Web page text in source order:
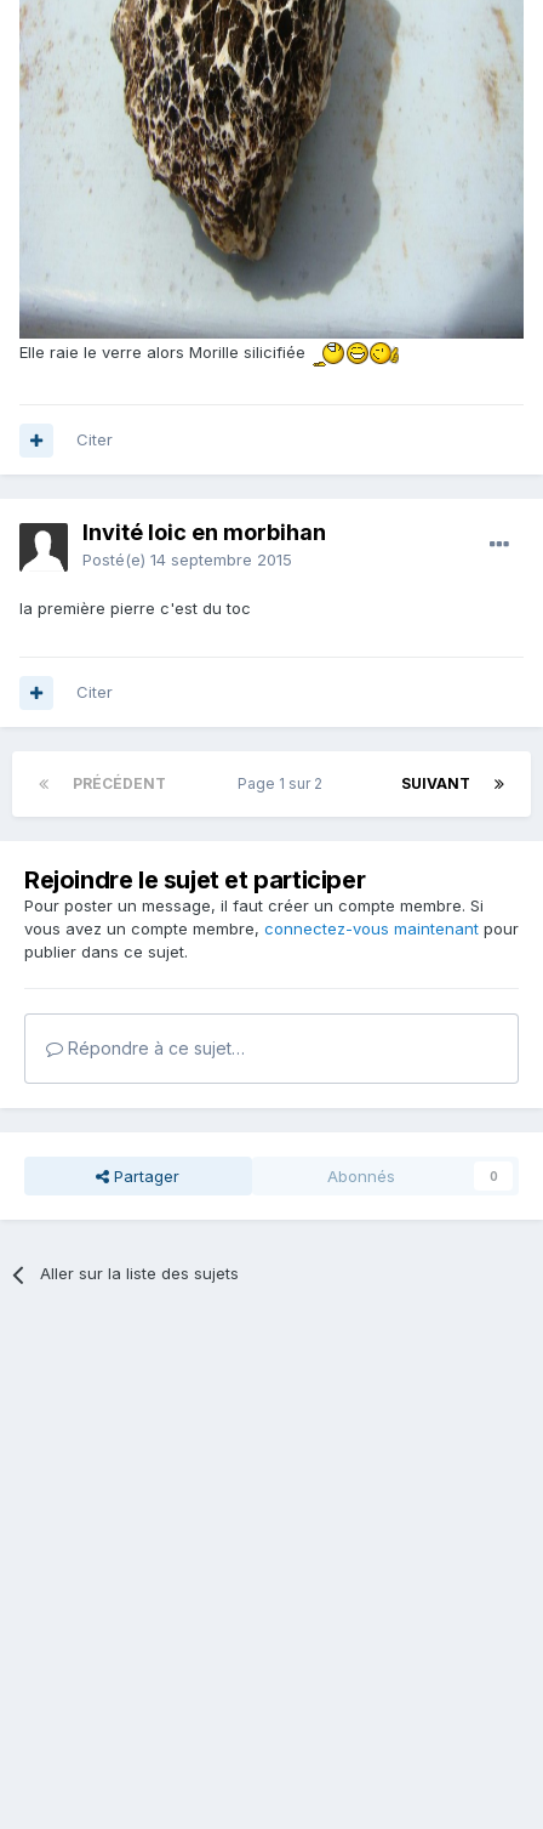
Elle raie le verre alors Morille silicifiée
Citer
Invité loic en morbihan
Posté(e) 14 septembre 2015
la première pierre c'est du toc
Citer
PRÉCÉDENT SUIVANT
Page 1 sur 2
Rejoindre le sujet et participer
Pour poster un message, il faut créer un compte membre. Si
vous avez un compte membre, connectez-vous maintenant pour
publier dans ce sujet.
Répondre à ce sujet…
Partager Abonnés 0
Aller sur la liste des sujets